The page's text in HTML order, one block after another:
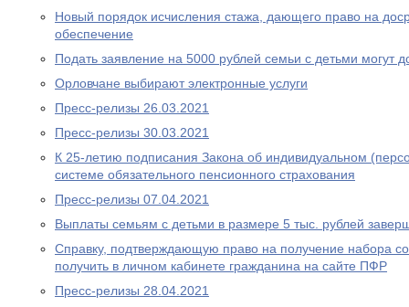
Новый порядок исчисления стажа, дающего право на
обеспечение
Подать заявление на 5000 рублей семьи с детьми могут
Орловчане выбирают электронные услуги
Пресс-релизы 26.03.2021
Пресс-релизы 30.03.2021
К 25-летию подписания Закона об индивидуальном
системе обязательного пенсионного страхования
Пресс-релизы 07.04.2021
Выплаты семьям с детьми в размере 5 тыс. рублей
Справку, подтверждающую право на получение набора
получить в личном кабинете гражданина на сайте ПФР
Пресс-релизы 28.04.2021